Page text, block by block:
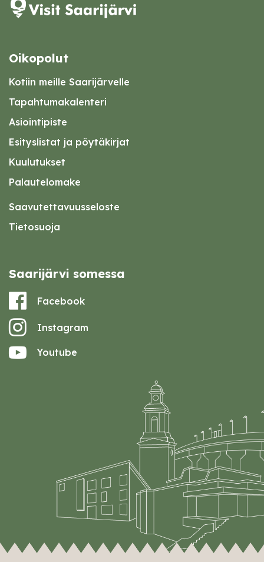
Oikopolut
Kotiin meille Saarijärvelle
Tapahtumakalenteri
Asiointipiste
Esityslistat ja pöytäkirjat
Kuulutukset
Palautelomake
Saavutettavuusseloste
Tietosuoja
Saarijärvi somessa
Facebook
Instagram
Youtube